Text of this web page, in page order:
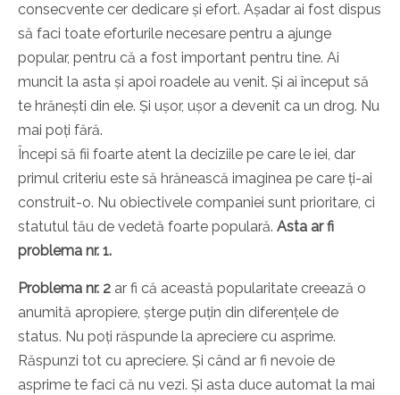
consecvente cer dedicare și efort. Așadar ai fost dispus
să faci toate eforturile necesare pentru a ajunge
popular, pentru că a fost important pentru tine. Ai
muncit la asta și apoi roadele au venit. Și ai început să
te hrănești din ele. Și ușor, ușor a devenit ca un drog. Nu
mai poți fără.
Începi să fii foarte atent la deciziile pe care le iei, dar
primul criteriu este să hrănească imaginea pe care ți-ai
construit-o. Nu obiectivele companiei sunt prioritare, ci
statutul tău de vedetă foarte populară. Asta ar fi
problema nr. 1.
Problema nr. 2 ar fi că această popularitate creează o
anumită apropiere, șterge puțin din diferențele de
status. Nu poți răspunde la apreciere cu asprime.
Răspunzi tot cu apreciere. Și când ar fi nevoie de
asprime te faci că nu vezi. Și asta duce automat la mai